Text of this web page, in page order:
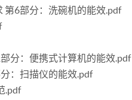
第6部分：洗碗机的能效.pdf
分：便携式计算机的能效.pdf
：扫描仪的能效.pdf
.pdf